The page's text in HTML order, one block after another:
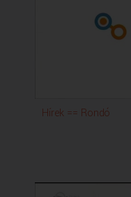
Hírek == Rondó